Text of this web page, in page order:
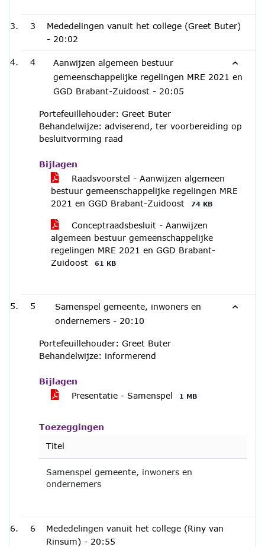
3
Mededelingen vanuit het college (Greet Buter)
- 20:02
4
Aanwijzen algemeen bestuur
gemeenschappelijke regelingen MRE 2021 en
GGD Brabant-Zuidoost - 20:05
Portefeuillehouder: Greet Buter
Behandelwijze: adviserend, ter voorbereiding op
besluitvorming raad
Bijlagen
Raadsvoorstel - Aanwijzen algemeen
bestuur gemeenschappelijke regelingen MRE
2021 en GGD Brabant-Zuidoost
74 KB
Conceptraadsbesluit - Aanwijzen
algemeen bestuur gemeenschappelijke
regelingen MRE 2021 en GGD Brabant-
Zuidoost
61 KB
5
Samenspel gemeente, inwoners en
ondernemers - 20:10
Portefeuillehouder: Greet Buter
Behandelwijze: informerend
Bijlagen
Presentatie - Samenspel
1 MB
Toezeggingen
Titel
Samenspel gemeente, inwoners en
ondernemers
6
Mededelingen vanuit het college (Riny van
Rinsum) - 20:55